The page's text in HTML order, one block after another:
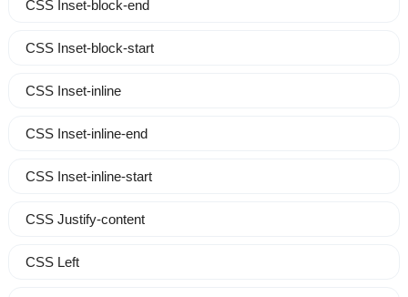
CSS Inset-block-end
CSS Inset-block-start
CSS Inset-inline
CSS Inset-inline-end
CSS Inset-inline-start
CSS Justify-content
CSS Left